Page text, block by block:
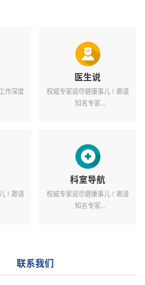
作深度
医生说
权威专家说尽健康事儿 ! 邀请
知名专家
! 邀请
科室导航
权威专家说尽健康事儿 ! 邀请
知名专家
联系我们